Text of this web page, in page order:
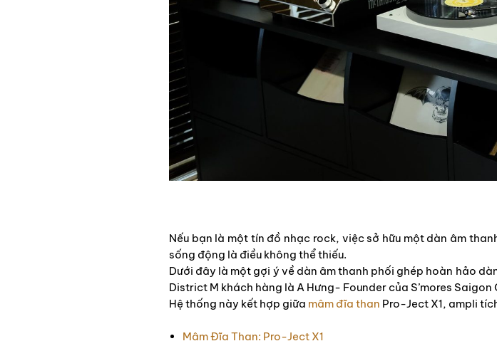
Nếu bạn là một tín đồ nhạc rock, việc sở hữu một dàn âm
sống động là điều không thể thiếu.
Dưới đây là một gợi ý về dàn âm thanh phối ghép hoàn hảo
District M khách hàng là A Hưng- Founder của S’mores Saigon
Hệ thống này kết hợp giữa mâm đĩa than Pro-Ject X1, ampli
Mâm Đĩa Than: Pro-Ject X1